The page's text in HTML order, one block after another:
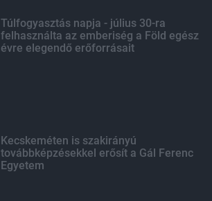
Túlfogyasztás napja - július 30-ra
felhasználta az emberiség a Föld egész
évre elegendő erőforrásait
Kecskeméten is szakirányú
továbbképzésekkel erősít a Gál Ferenc
Egyetem